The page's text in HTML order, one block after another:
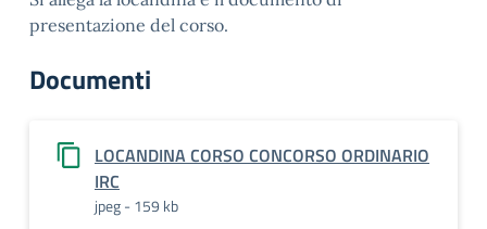
presentazione del corso.
Documenti
LOCANDINA CORSO CONCORSO ORDINARIO
IRC
jpeg - 159 kb